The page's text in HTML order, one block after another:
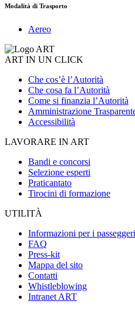
Modalità di Trasporto
Aereo
ART IN UN CLICK
Che cos’è l’Autorità
Che cosa fa l’Autorità
Come si finanzia l’Autorità
Amministrazione
Accessibilità
LAVORARE IN ART
Bandi e concorsi
Selezione esperti
Praticantato
Tirocini di formazione
UTILITÀ
Informazioni per i passeggeri
FAQ
Press-kit
Mappa del sito
Contatti
Whistleblowing
Intranet ART